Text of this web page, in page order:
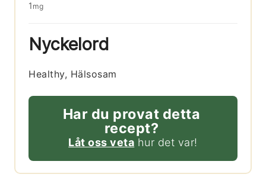
1 mg
Nyckelord
Healthy, Hälsosam
Har du provat detta
recept?
Låt oss veta hur det var!